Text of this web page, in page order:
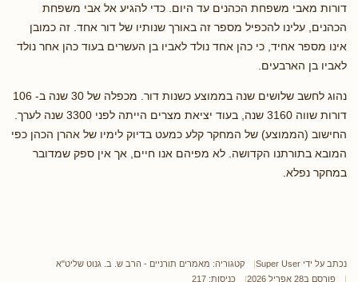
דורות מאבי משפחת הכהנים עד היום. כדי להגיע אל אבי משפחת
הכהנים, עלינו להכפיל מספר זה באורך שנותיו של דור אחד. זה כמובן
אינו מספר אחיד, כי כהן אחד נולד לאביו בן העשרים בעוד כהן אחר נולד
לאביו בן הארבעים.
נהוג לחשב שלושים שנה בממוצע כשנות דור. מכפלה של 30 שנה ב- 106
דורות שווה 3160 שנה, בעוד יציאת מצרים הייתה לפני 3300 שנה לערך.
החישוב (הממוצע) של המחקר קלע כמעט בדיוק לימיו של אהרן הכהן כפי
המובא בתורתנו הקדושה. לא מפיהם אנו חיים, אך אין ספק שמדובר
במחקר נפלא.
נכתב על ידי Super User קטגוריה: מאמרים תורניים - הרב ש. ב. גנוט שליט"א
פורסם ב28 אפריל 2026
כניסות: 217